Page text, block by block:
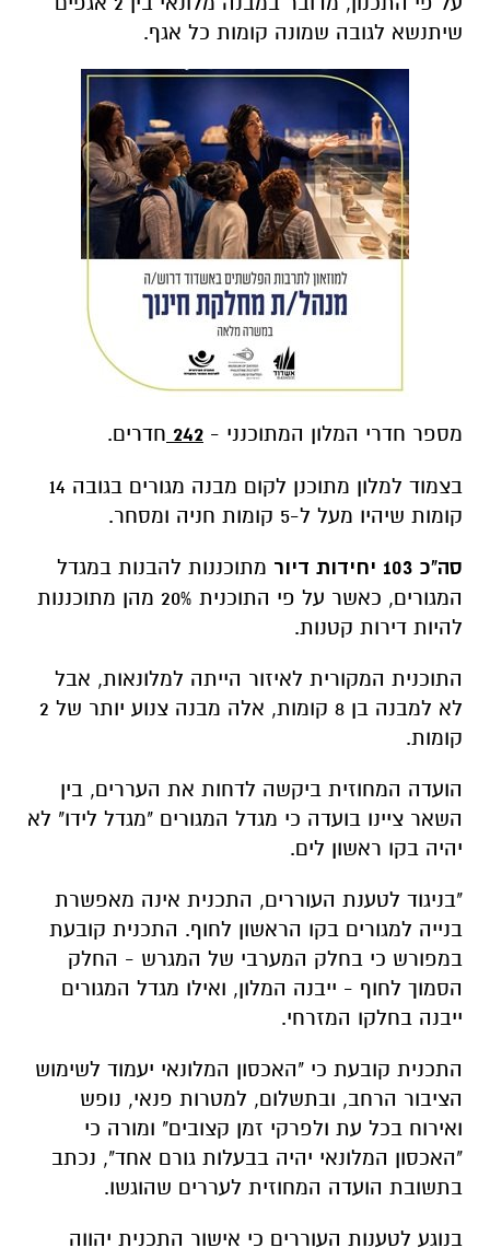
שיתנשא לגובה שמונה קומות כל אגף.
מספר חדרי המלון המתוכנני - 242 חדרים.
בצמוד למלון מתוכנן לקום מבנה מגורים בגובה 14
קומות שיהיו מעל ל-5 קומות חניה ומסחר.
סה"כ 103 יחידות דיור
מתוכננות להבנות במגדל
המגורים, כאשר על פי התוכנית 20% מהן מתוכננות
להיות דירות קטנות.
התוכנית המקורית לאיזור הייתה למלונאות, אבל
לא למבנה בן 8 קומות, אלה מבנה צנוע יותר של 2
קומות.
הועדה המחוזית ביקשה לדחות את העררים, בין
השאר ציינו בועדה כי מגדל המגורים "מגדל לידו" לא
יהיה בקו ראשון לים.
"בניגוד לטענת העוררים, התכנית אינה מאפשרת
בנייה למגורים בקו הראשון לחוף. התכנית קובעת
במפורש כי בחלק המערבי של המגרש - החלק
הסמוך לחוף - ייבנה המלון, ואילו מגדל המגורים
ייבנה בחלקו המזרחי.
התכנית קובעת כי "האכסון המלונאי יעמוד לשימוש
הציבור הרחב, ובתשלום, למטרות פנאי, נופש
ואירוח בכל עת ולפרקי זמן קצובים" ומורה כי
"האכסון המלונאי יהיה בבעלות גורם אחד", נכתב
בתשובת הועדה המחוזית לעררים שהוגשו.
בנוגע לטענות העוררים כי אישור התכנית יהווה